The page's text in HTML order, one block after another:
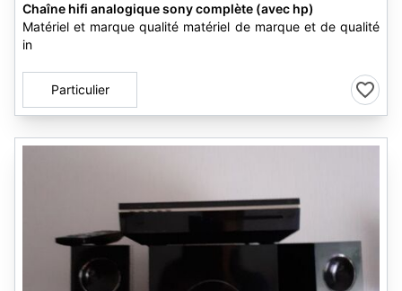
Chaîne hifi analogique sony complète (avec hp)
Matériel et marque qualité matériel de marque et de qualité
in
Particulier